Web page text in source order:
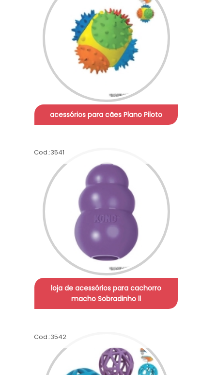
acessórios para cães Plano Piloto
Cod.:3541
loja de acessórios para cachorro
macho Sobradinho ll
Cod.:3542